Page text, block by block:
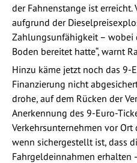
der Fahnenstange ist erreicht.
aufgrund der
Zahlungsunfähigkeit – wobei
Boden bereitet hatte“, warnt
Hinzu käme jetzt noch das 9-
Finanzierung nicht
drohe, auf dem Rücken der
Anerkennung des 9-Euro-
Verkehrsunternehmen vor
wenn sichergestellt ist, dass
Fahrgeldeinnahmen erhalten